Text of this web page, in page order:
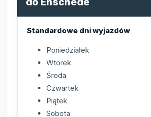
Standardowe dni wyjazdów
Poniedziałek
Wtorek
Środa
Czwartek
Piątek
Sobota